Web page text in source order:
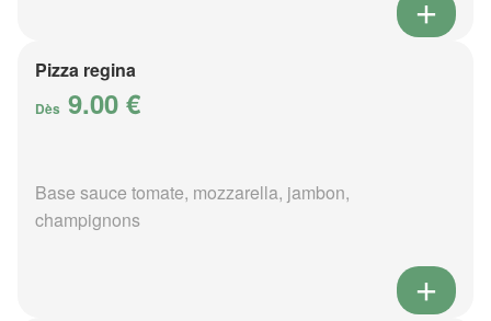
Pizza regina
Dès 9.00 €
Base sauce tomate, mozzarella, jambon,
champignons